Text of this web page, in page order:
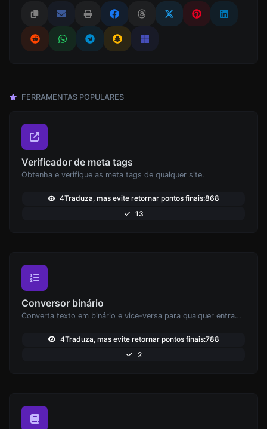
FERRAMENTAS POPULARES
Verificador de meta tags
Obtenha e verifique as meta tags de qualquer site.
4Traduza, mas evite retornar pontos finais:868
13
Conversor binário
Converta texto em binário e vice-versa para qualquer entrada de string.
4Traduza, mas evite retornar pontos finais:788
2